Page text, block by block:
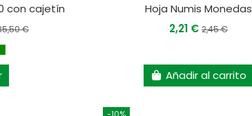
con cajetín
€
Hoja Numis Monedas
2,21 € 2,45 €
Añadir al carrito
-10%